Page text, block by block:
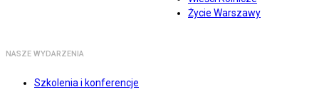
Życie Warszawy
NASZE WYDARZENIA
Szkolenia i konferencje